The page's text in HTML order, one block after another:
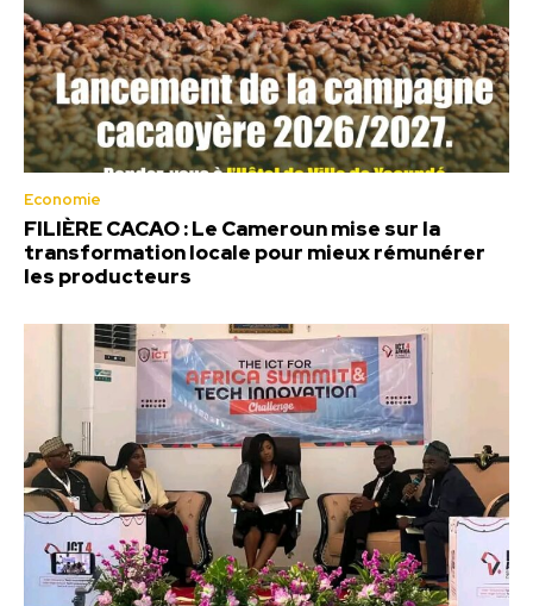
Economie
FILIÈRE CACAO : Le Cameroun mise sur la
transformation locale pour mieux rémunérer
les producteurs